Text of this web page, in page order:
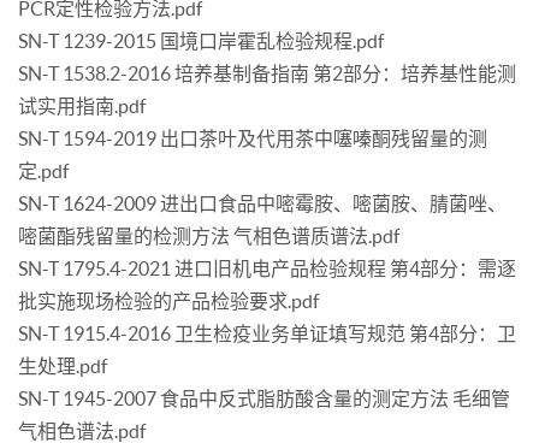
PCR定性检验方法.pdf
SN-T 1239-2015 国境口岸霍乱检验规程.pdf
SN-T 1538.2-2016 培养基制备指南 第2部分：培养基性能测
试实用指南.pdf
SN-T 1594-2019 出口茶叶及代用茶中噻嗪酮残留量的测
定.pdf
SN-T 1624-2009 进出口食品中嘧霉胺、嘧菌胺、腈菌唑、
嘧菌酯残留量的检测方法 气相色谱质谱法.pdf
SN-T 1795.4-2021 进口旧机电产品检验规程 第4部分：需逐
批实施现场检验的产品检验要求.pdf
SN-T 1915.4-2016 卫生检疫业务单证填写规范 第4部分：卫
生处理.pdf
SN-T 1945-2007 食品中反式脂肪酸含量的测定方法 毛细管
气相色谱法.pdf